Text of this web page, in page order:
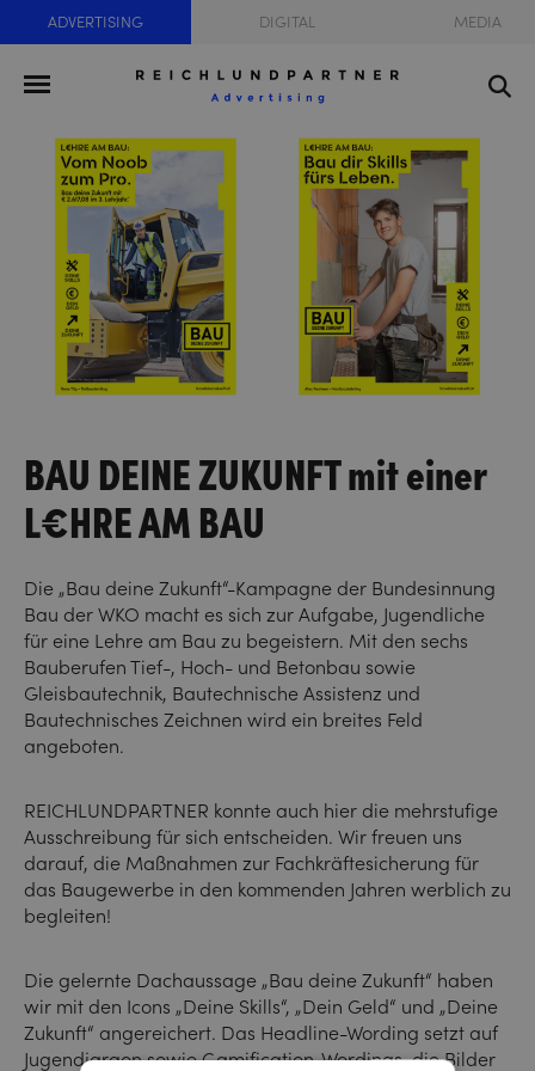
ADVERTISING DIGITAL MEDIA
BAU DEINE ZUKUNFT mit einer
L€HRE AM BAU
Die „Bau deine Zukunft“-Kampagne der Bundesinnung
Bau der WKO macht es sich zur Aufgabe, Jugendliche
für eine Lehre am Bau zu begeistern. Mit den sechs
Bauberufen Tief-, Hoch- und Betonbau sowie
Gleisbautechnik, Bautechnische Assistenz und
Bautechnisches Zeichnen wird ein breites Feld
angeboten.
REICHLUNDPARTNER konnte auch hier die mehrstufige
Ausschreibung für sich entscheiden. Wir freuen uns
darauf, die Maßnahmen zur Fachkräftesicherung für
das Baugewerbe in den kommenden Jahren werblich zu
begleiten!
Die gelernte Dachaussage „Bau deine Zukunft“ haben
wir mit den Icons „Deine Skills“, „Dein Geld“ und „Deine
Zukunft“ angereichert. Das Headline-Wording setzt auf
Jugendjargon sowie Gamification-Wordings, die Bilder